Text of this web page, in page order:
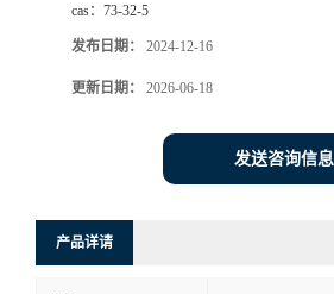
cas： 73-32-5
发布日期： 2024-12-16
更新日期： 2026-06-18
发送咨询信息
产品详请